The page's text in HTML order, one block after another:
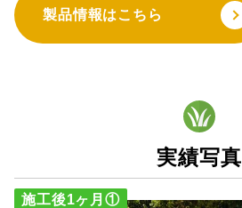
製品情報はこちら
実績写真
施工後1ヶ月①